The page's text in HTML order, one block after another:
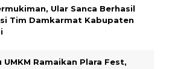
Ular Sanca Berhasil
Tim Damkarmat Kabupaten
UMKM Ramaikan Plara Fest,